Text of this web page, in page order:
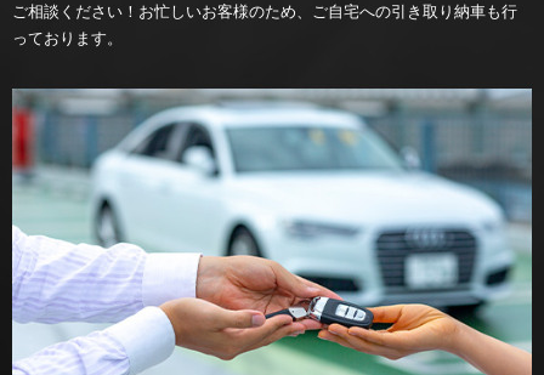
ご相談ください！お忙しいお客様のため、ご自宅への引き取り納車も行
っております。